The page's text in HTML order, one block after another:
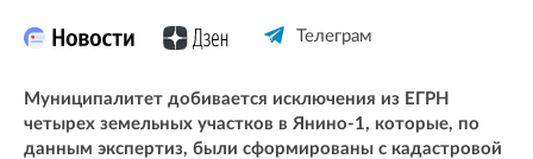
Телеграм
Муниципалитет добивается исключения из ЕГРН
четырех земельных участков в Янино-1, которые, по
данным экспертиз, были сформированы с кадастровой